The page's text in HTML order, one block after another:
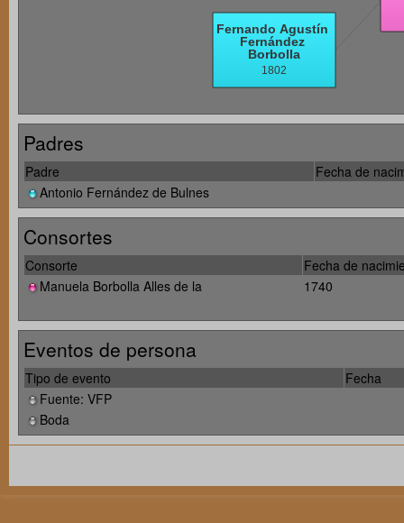
Padres
Padre
Fecha de
Antonio Fernández de Bulnes
Consortes
Consorte
Fecha de
Manuela Borbolla Alles de la
1740
Eventos de persona
Tipo de evento
Fecha
Fuente: VFP
Boda